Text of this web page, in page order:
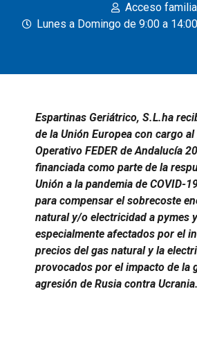
Acceso
Lunes a Domingo de 9:00 a
Espartinas Geriátrico, S.L.ha
de la Unión Europea con cargo
Operativo FEDER de Andalucía
financiada como parte de la
Unión a la pandemia de COVID-
para compensar el sobrecoste
natural y/o electricidad a pymes
especialmente afectados por el
precios del gas natural y la
provocados por el impacto de la
agresión de Rusia contra Ucrania.